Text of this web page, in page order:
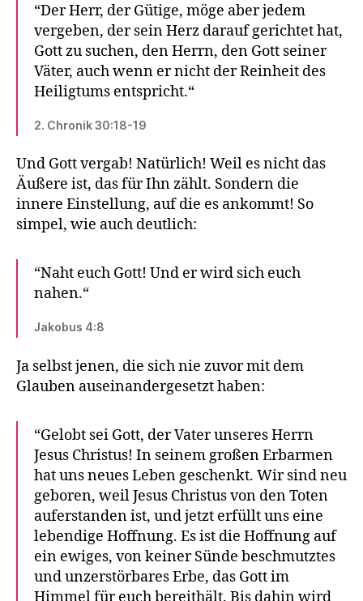
“Der Herr, der Gütige, möge aber jedem
vergeben, der sein Herz darauf gerichtet hat,
Gott zu suchen, den Herrn, den Gott seiner
Väter, auch wenn er nicht der Reinheit des
Heiligtums entspricht.“
2. Chronik 30:18-19
Und Gott vergab! Natürlich! Weil es nicht das
Äußere ist, das für Ihn zählt. Sondern die
innere Einstellung, auf die es ankommt! So
simpel, wie auch deutlich:
“Naht euch Gott! Und er wird sich euch
nahen.“
Jakobus 4:8
Ja selbst jenen, die sich nie zuvor mit dem
Glauben auseinandergesetzt haben:
“Gelobt sei Gott, der Vater unseres Herrn
Jesus Christus! In seinem großen Erbarmen
hat uns neues Leben geschenkt. Wir sind neu
geboren, weil Jesus Christus von den Toten
auferstanden ist, und jetzt erfüllt uns eine
lebendige Hoffnung. Es ist die Hoffnung auf
ein ewiges, von keiner Sünde beschmutztes
und unzerstörbares Erbe, das Gott im
Himmel für euch bereithält. Bis dahin wird